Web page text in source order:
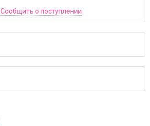
Сообщить о поступлении